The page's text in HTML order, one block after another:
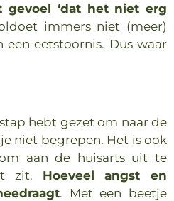
gevoel ‘dat het niet erg
immers niet (meer)
een eetstoornis. Dus waar
hebt gezet om naar de
niet begrepen. Het is ook
aan de huisarts uit te
zit. Hoeveel angst en
. Met een beetje